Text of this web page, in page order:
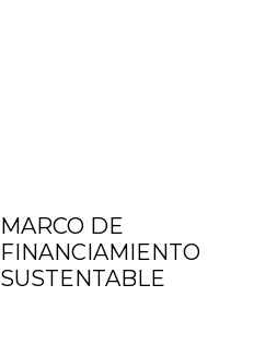
MARCO DE
FINANCIAMIENTO
SUSTENTABLE